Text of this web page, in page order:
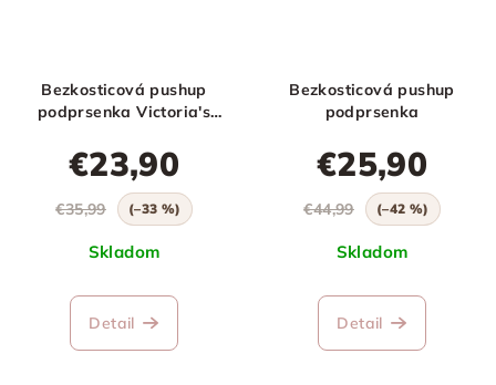
Bezkosticová pushup
podprsenka Victoria's
€23,90
€35,99 (–33 %)
Skladom
Detail
Bezkosticová pushup
podprsenka
€25,90
€44,99 (–42 %)
Skladom
Detail